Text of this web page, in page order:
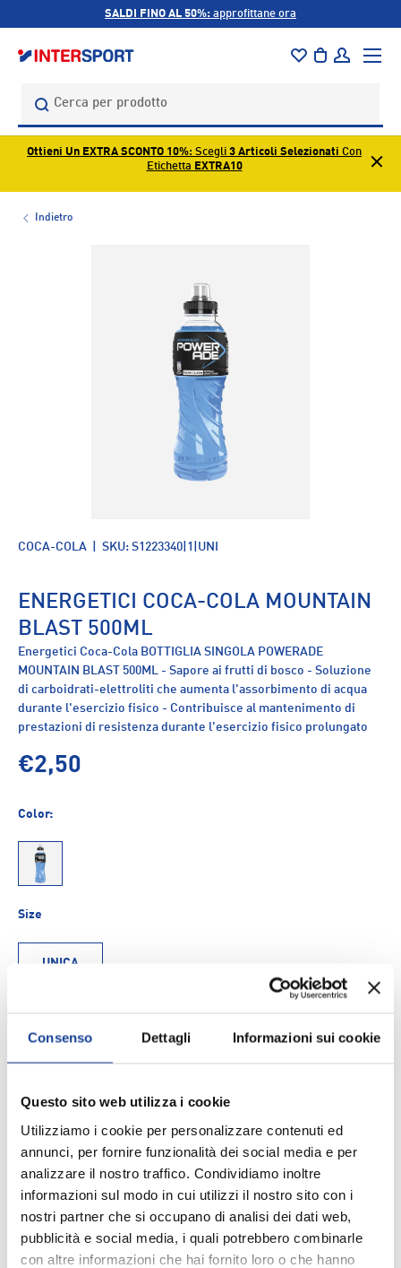
Consenso Dettagli Informazioni sui cookie
Questo sito web utilizza i cookie
Utilizziamo i cookie per personalizzare contenuti ed
annunci, per fornire funzionalità dei social media e per
analizzare il nostro traffico. Condividiamo inoltre
informazioni sul modo in cui utilizzi il nostro sito con i
nostri partner che si occupano di analisi dei dati web,
pubblicità e social media, i quali potrebbero combinarle
con altre informazioni che hai fornito loro o che hanno
SALDI FINO AL 50%: approfittane ora
Cerca
BorsaAccedi
Menu
Ottieni Un EXTRA SCONTO 10%: Scegli 3 Articoli Selezionati Con
Etichetta EXTRA10
Indietro
COCA-COLA SKU: S1223340|1|UNI
ENERGETICI COCA-COLA MOUNTAIN
BLAST 500ML
Energetici Coca-Cola BOTTIGLIA SINGOLA POWERADE
MOUNTAIN BLAST 500ML - Sapore ai frutti di bosco - Soluzione
di carboidrati-elettroliti che aumenta l'assorbimento di acqua
durante l'esercizio fisico - Contribuisce al mantenimento di
prestazioni di resistenza durante l'esercizio fisico prolungato
€2,50
Color:
1
Size
UNICA
-
Spedizione e consegna
DESCRIZIONE